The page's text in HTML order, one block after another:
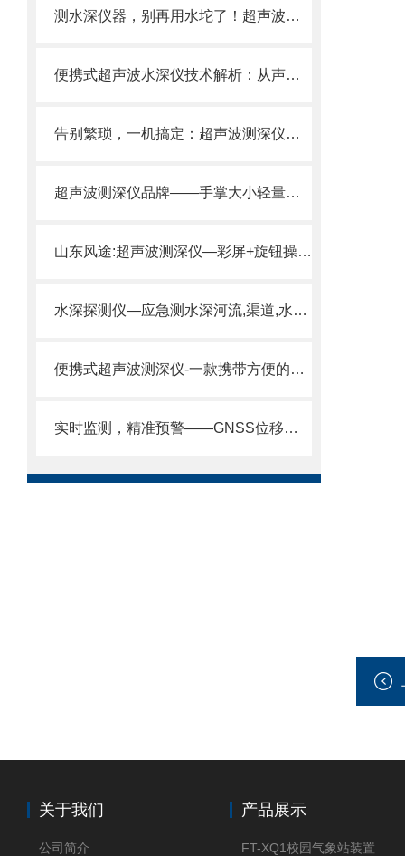
测水深仪器，别再用水坨了！超声波测深仪，单人操作，3秒出数据。
便携式超声波水深仪技术解析：从声波发射到数据处理的原理与应用
告别繁琐，一机搞定：超声波测深仪，水电、水文、环保监测的“效率之钥”
超声波测深仪品牌——手掌大小轻量持，3 秒测深，水库河道全适配。
山东风途:超声波测深仪—彩屏+旋钮操作，捕鱼效率提升5 0%!
水深探测仪—应急测水深河流,渠道,水库项目用2025推送
便携式超声波测深仪-一款携带方便的超声波水深探测仪
实时监测，精准预警——GNSS位移监测站满足水利、地质、交通全场景需求
关于我们
公司简介
产品展示
FT-XQ1校园气象站装置